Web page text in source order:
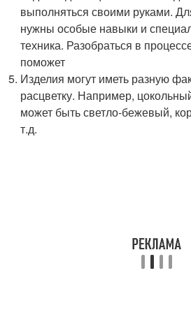
выполняться своими руками.
нужны особые навыки и
техника. Разобраться в
поможет
Изделия могут иметь разную
расцветку. Например,
может быть светло-бежевый,
т.д.